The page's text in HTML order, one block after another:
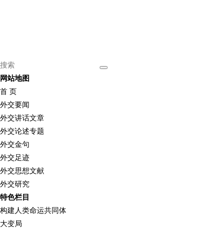
网站地图
首 页
外交要闻
外交讲话文章
外交论述专题
外交金句
外交足迹
外交思想文献
外交研究
特色栏目
构建人类命运共同体
大变局